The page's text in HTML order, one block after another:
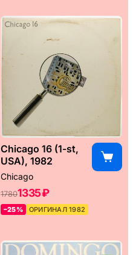
Chicago 16 (1-st,
USA), 1982
Chicago
17801335 ₽
–25% ОРИГИНАЛ 1982